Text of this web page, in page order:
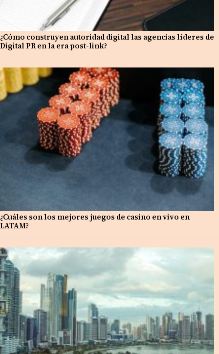
¿Cómo construyen autoridad digital las agencias líderes de
Digital PR en la era post-link?
¿Cuáles son los mejores juegos de casino en vivo en
LATAM?